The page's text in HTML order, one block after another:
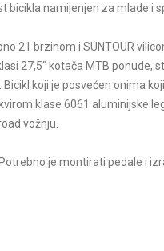
bicikla namijenjen za mlade i
21 brzinom i SUNTOUR
27,5“ kotača MTB ponude,
koji je posvećen onima
klase 6061 aluminijske
vožnju.
je montirati pedale i